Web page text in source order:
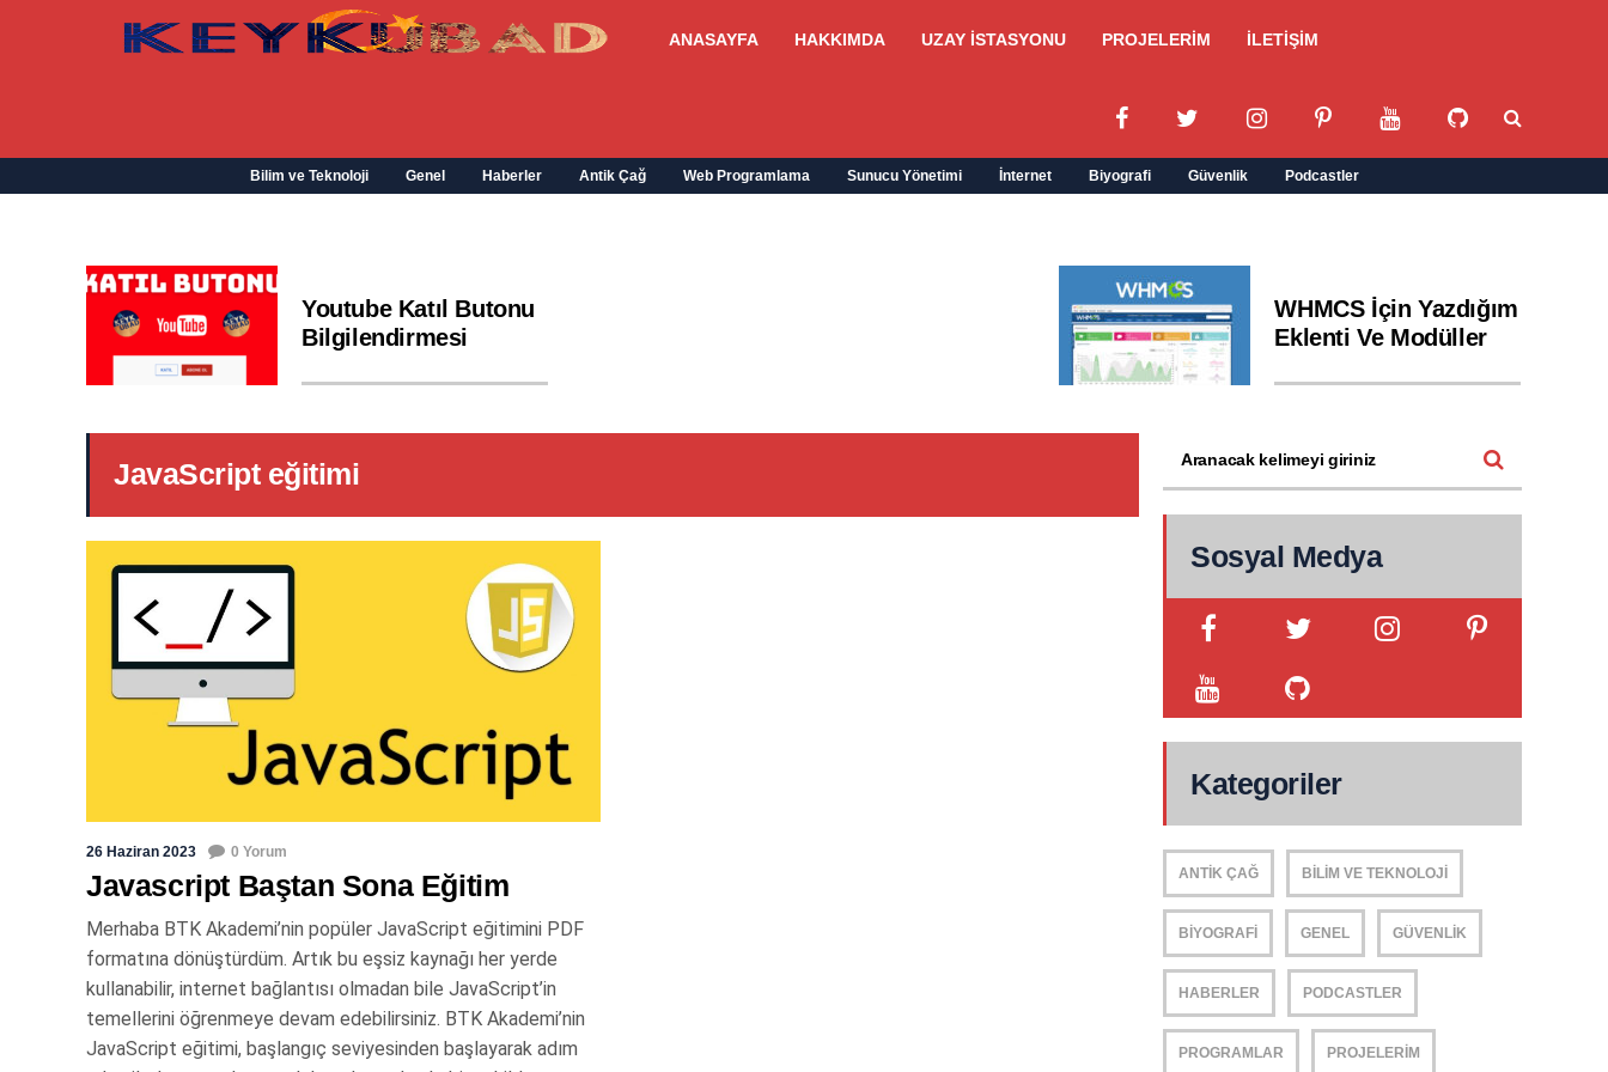
ANASAYFA HAKKIMDA UZAY İSTASYONU PROJELERİM İLETİŞİM
Bilim ve Teknoloji Genel Haberler Antik Çağ Web Programlama Sunucu Yönetimi İnternet Biyografi Güvenlik Podcastler
Youtube Katıl Butonu
Bilgilendirmesi
WHMCS İçin Yazdığım
Eklenti Ve Modüller
JavaScript eğitimi
26 Haziran 2023 0 Yorum
Javascript Baştan Sona Eğitim
Merhaba BTK Akademi’nin popüler JavaScript eğitimini PDF
formatına dönüştürdüm. Artık bu eşsiz kaynağı her yerde
kullanabilir, internet bağlantısı olmadan bile JavaScript’in
temellerini öğrenmeye devam edebilirsiniz. BTK Akademi’nin
JavaScript eğitimi, başlangıç seviyesinden başlayarak adım
Sosyal Medya
Kategoriler
ANTIK ÇAĞ BILIM VE TEKNOLOJI
BIYOGRAFI GENEL GÜVENLIK
HABERLER PODCASTLER
PROGRAMLAR PROJELERIM